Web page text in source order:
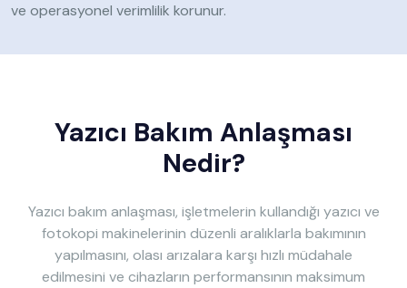
ve operasyonel verimlilik korunur.
Yazıcı Bakım Anlaşması
Nedir?
Yazıcı bakım anlaşması, işletmelerin kullandığı yazıcı ve
fotokopi makinelerinin düzenli aralıklarla bakımının
yapılmasını, olası arızalara karşı hızlı müdahale
edilmesini ve cihazların performansının maksimum